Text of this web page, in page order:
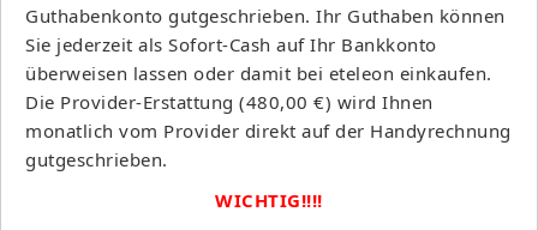
Guthabenkonto gutgeschrieben. Ihr Guthaben können
Sie jederzeit als Sofort-Cash auf Ihr Bankkonto
überweisen lassen oder damit bei eteleon einkaufen.
Die Provider-Erstattung (480,00 €) wird Ihnen
monatlich vom Provider direkt auf der Handyrechnung
gutgeschrieben.
WICHTIG!!!!